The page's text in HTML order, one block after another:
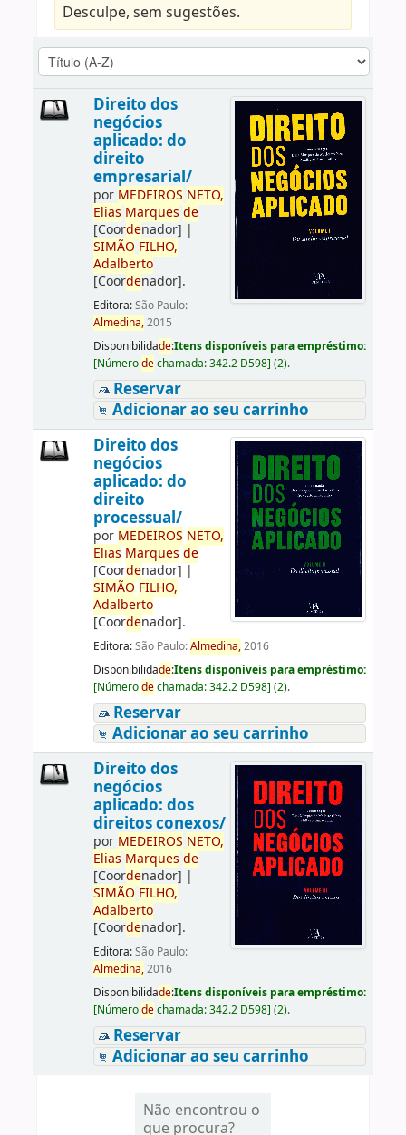
Desculpe, sem sugestões.
Direito dos
negócios
aplicado: do
direito
empresarial/
por MEDEIROS NETO,
Elias Marques de
[Coordenador] |
SIMÃO FILHO,
Adalberto
[Coordenador].
Editora:São Paulo:
Almedina,2015
Disponibilidade:Itens disponíveis para empréstimo:
[Númerodechamada:342.2 D598] (2).
Reservar
Adicionar ao seu carrinho
Direito dos
negócios
aplicado: do
direito
processual/
por MEDEIROS NETO,
Elias Marques de
[Coordenador] |
SIMÃO FILHO,
Adalberto
[Coordenador].
Editora:São Paulo:Almedina,2016
Disponibilidade:Itens disponíveis para empréstimo:
[Númerodechamada:342.2 D598] (2).
Reservar
Adicionar ao seu carrinho
Direito dos
negócios
aplicado: dos
direitos conexos/
por MEDEIROS NETO,
Elias Marques de
[Coordenador] |
SIMÃO FILHO,
Adalberto
[Coordenador].
Editora:São Paulo:
Almedina,2016
Disponibilidade:Itens disponíveis para empréstimo:
[Númerodechamada:342.2 D598] (2).
Reservar
Adicionar ao seu carrinho
Não encontrou o
que procura?